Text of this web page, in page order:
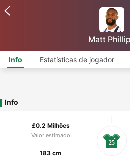
Matt
Info Estatísticas de jogador
Info
£0.2 Milhões
Valor estimado
183 cm
25